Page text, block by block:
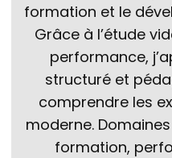
formation et le
Grâce à l’étude
performance,
structuré et
comprendre les
moderne.
formation,